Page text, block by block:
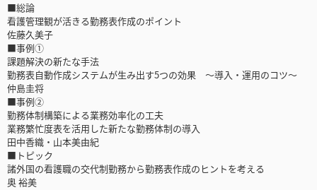
■総論
看護管理観が活きる勤務表作成のポイント
佐藤久美子
■事例①
課題解決の新たな手法
勤務表自動作成システムが生み出す5つの効果 ～導入・運用のコツ～
仲島圭将
■事例②
勤務体制構築による業務効率化の工夫
業務繁忙度表を活用した新たな勤務体制の導入
田中香織・山本美由紀
■トピック
諸外国の看護職の交代制勤務から勤務表作成のヒントを考える
奥 裕美